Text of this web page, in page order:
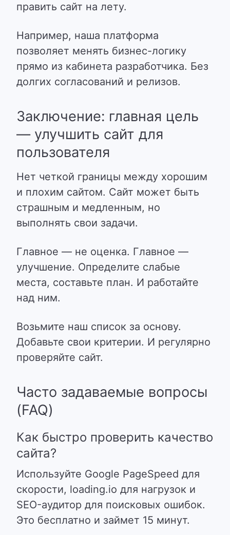
править сайт на лету.
Например, наша платформа
позволяет менять бизнес-логику
прямо из кабинета разработчика. Без
долгих согласований и релизов.
Заключение: главная цель
— улучшить сайт для
пользователя
Нет четкой границы между хорошим
и плохим сайтом. Сайт может быть
страшным и медленным, но
выполнять свои задачи.
Главное — не оценка. Главное —
улучшение. Определите слабые
места, составьте план. И работайте
над ним.
Возьмите наш список за основу.
Добавьте свои критерии. И регулярно
проверяйте сайт.
Часто задаваемые вопросы
(FAQ)
Как быстро проверить качество
сайта?
Используйте Google PageSpeed для
скорости, loading.io для нагрузок и
SEO-аудитор для поисковых ошибок.
Это бесплатно и займет 15 минут.